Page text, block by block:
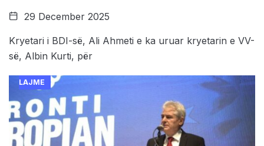
29 December 2025
Kryetari i BDI-së, Ali Ahmeti e ka uruar kryetarin e VV-
së, Albin Kurti, për
LAJME